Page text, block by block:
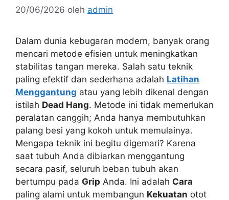
20/06/2026 oleh admin
Dalam dunia kebugaran modern, banyak orang
mencari metode efisien untuk meningkatkan
stabilitas tangan mereka. Salah satu teknik
paling efektif dan sederhana adalah Latihan
Menggantung atau yang lebih dikenal dengan
istilah Dead Hang. Metode ini tidak memerlukan
peralatan canggih; Anda hanya membutuhkan
palang besi yang kokoh untuk memulainya.
Mengapa teknik ini begitu digemari? Karena
saat tubuh Anda dibiarkan menggantung
secara pasif, seluruh beban tubuh akan
bertumpu pada Grip Anda. Ini adalah Cara
paling alami untuk membangun Kekuatan otot